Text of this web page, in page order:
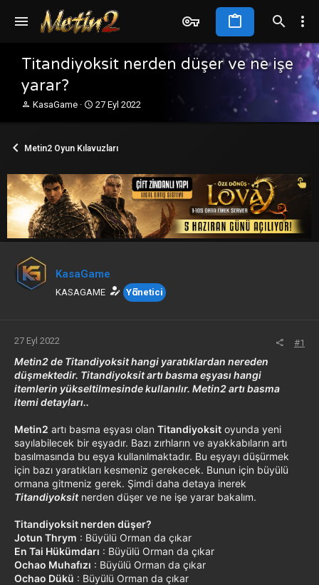
Titandiyoksit nerden düşer ve ne işe
yarar?
K
u
b
a
ş
l
a
t
a
n
KasaGame
B
g
ı
ç
t
a
r
h
27 Eyl 2022
Metin2 Oyun Kılavuzları
KasaGame
KASAGAME Yönetici
27 Eyl 2022 #1
Metin2 de Titandiyoksit hangi yaratıklardan nereden
düşmektedir. Titandiyoksit artı basma eşyası hangi
itemlerin yükseltilmesinde kullanılır. Metin2 artı basma
itemi detayları..
Metin2 artı basma eşyası olan Titandiyoksit oyunda yeni
sayılabilecek bir eşyadır. Bazı zırhların ve ayakkabıların artı
basılmasında bu eşya kullanılmaktadır. Bu eşyayı düşürmek
için bazı yaratıkları kesmeniz gerekecek. Bunun için büyülü
ormana gitmeniz gerek. Şimdi daha detaya inerek
Titandiyoksitnerden düşer ve ne işe yarar bakalım.
Titandiyoksit nerden düşer?
Jotun Thrym : Büyülü Orman da çıkar
En Tai Hükümdarı : Büyülü Orman da çıkar
Ochao Muhafızı : Büyülü Orman da çıkar
Ochao Dükü : Büyülü Orman da çıkar